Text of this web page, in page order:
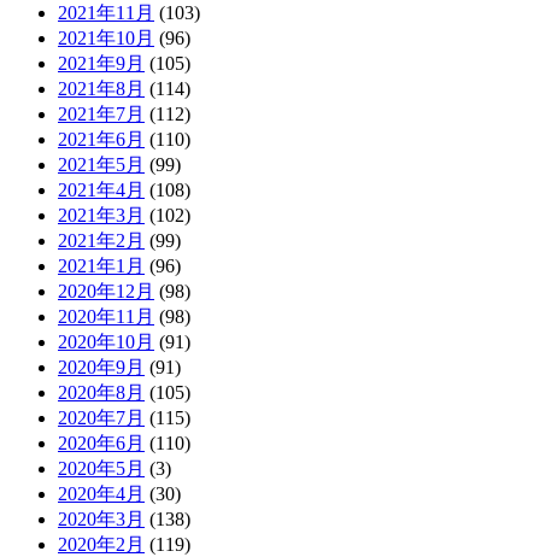
2021年11月 (103)
2021年10月 (96)
2021年9月 (105)
2021年8月 (114)
2021年7月 (112)
2021年6月 (110)
2021年5月 (99)
2021年4月 (108)
2021年3月 (102)
2021年2月 (99)
2021年1月 (96)
2020年12月 (98)
2020年11月 (98)
2020年10月 (91)
2020年9月 (91)
2020年8月 (105)
2020年7月 (115)
2020年6月 (110)
2020年5月 (3)
2020年4月 (30)
2020年3月 (138)
2020年2月 (119)